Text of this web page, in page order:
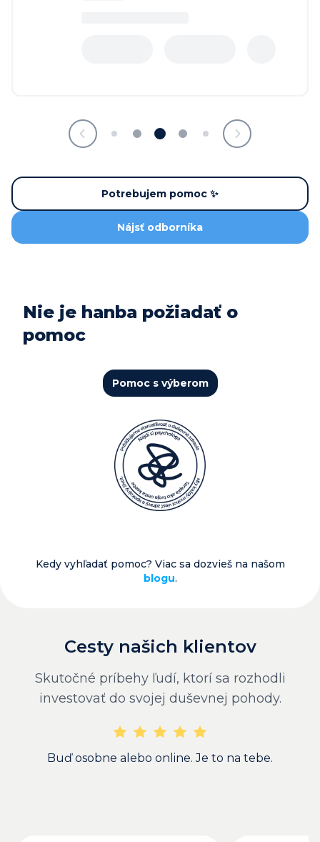
Potrebujem pomoc ✨
Nájsť odborníka
Nie je hanba požiadať o
pomoc
Pomoc s výberom
Kedy vyhľadať pomoc? Viac sa dozvieš na našom
blogu.
Cesty našich klientov
Skutočné príbehy ľudí, ktorí sa rozhodli
investovať do svojej duševnej pohody.
Buď osobne alebo online. Je to na tebe.